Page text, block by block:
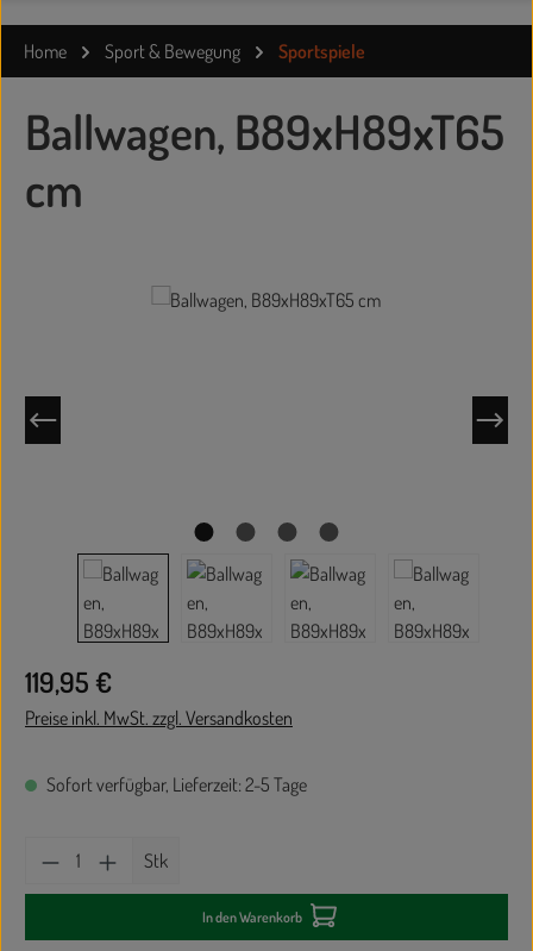
Home Sport & Bewegung Sportspiele
Ballwagen, B89xH89xT65
cm
Bildergalerie überspringen
Regulärer Preis:
119,95 €
Preise inkl. MwSt. zzgl. Versandkosten
Sofort verfügbar, Lieferzeit: 2-5 Tage
Produkt Anzahl: Gib den gewünschten Wert ein
Stk
In den Warenkorb